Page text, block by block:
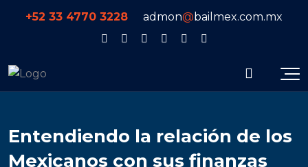
+52 33 4770 3228 admon@bailmex.com.mx
Entendiendo la relación de los
Mexicanos con sus finanzas